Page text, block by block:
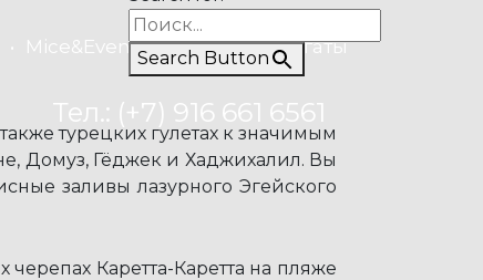
Mice&Event Рыбалка Регаты
Тел.: (+7) 916 661 6561
Search Button
турецких гулетах к значимым
Домуз, Гёджек и Хаджихалил. Вы
заливы лазурного Эгейского
Каретта-Каретта на пляже